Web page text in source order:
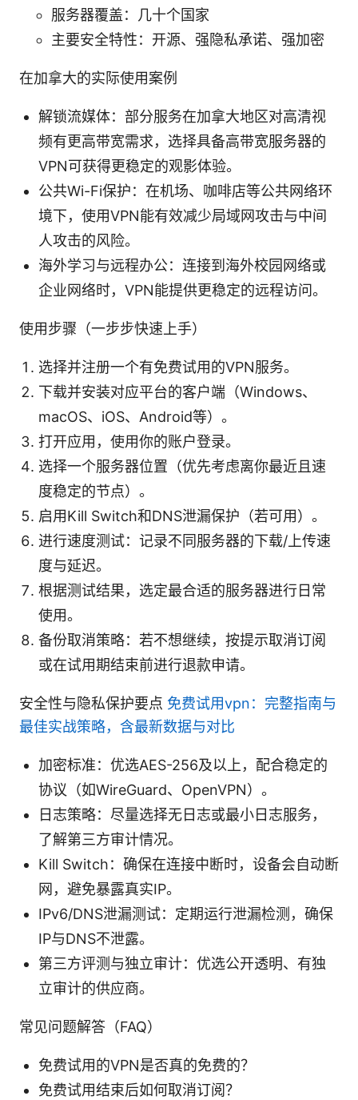
服务器覆盖：几十个国家
主要安全特性：开源、强隐私承诺、强加密
在加拿大的实际使用案例
解锁流媒体：部分服务在加拿大地区对高清视
频有更高带宽需求，选择具备高带宽服务器的
VPN可获得更稳定的观影体验。
公共Wi-Fi保护：在机场、咖啡店等公共网络环
境下，使用VPN能有效减少局域网攻击与中间
人攻击的风险。
海外学习与远程办公：连接到海外校园网络或
企业网络时，VPN能提供更稳定的远程访问。
使用步骤（一步步快速上手）
选择并注册一个有免费试用的VPN服务。
下载并安装对应平台的客户端（Windows、
macOS、iOS、Android等）。
打开应用，使用你的账户登录。
选择一个服务器位置（优先考虑离你最近且速
度稳定的节点）。
启用Kill Switch和DNS泄漏保护（若可用）。
进行速度测试：记录不同服务器的下载/上传速
度与延迟。
根据测试结果，选定最合适的服务器进行日常
使用。
备份取消策略：若不想继续，按提示取消订阅
或在试用期结束前进行退款申请。
安全性与隐私保护要点 免费试用vpn：完整指南与
最佳实战策略，含最新数据与对比
加密标准：优选AES-256及以上，配合稳定的
协议（如WireGuard、OpenVPN）。
日志策略：尽量选择无日志或最小日志服务，
了解第三方审计情况。
Kill Switch：确保在连接中断时，设备会自动断
网，避免暴露真实IP。
IPv6/DNS泄漏测试：定期运行泄漏检测，确保
IP与DNS不泄露。
第三方评测与独立审计：优选公开透明、有独
立审计的供应商。
常见问题解答（FAQ）
免费试用的VPN是否真的免费的？
免费试用结束后如何取消订阅？